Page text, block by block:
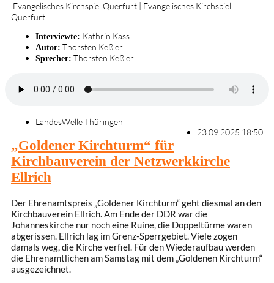
Evangelisches Kirchspiel Querfurt | Evangelisches Kirchspiel
Querfurt
Interviewte: Kathrin Käss
Autor: Thorsten Keßler
Sprecher: Thorsten Keßler
LandesWelle Thüringen
23.09.2025 18:50
„Goldener Kirchturm“ für
Kirchbauverein der Netzwerkkirche
Ellrich
Der Ehrenamtspreis „Goldener Kirchturm“ geht diesmal an den
Kirchbauverein Ellrich. Am Ende der DDR war die
Johanneskirche nur noch eine Ruine, die Doppeltürme waren
abgerissen. Ellrich lag im Grenz-Sperrgebiet. Viele zogen
damals weg, die Kirche verfiel. Für den Wiederaufbau werden
die Ehrenamtlichen am Samstag mit dem „Goldenen Kirchturm“
ausgezeichnet.